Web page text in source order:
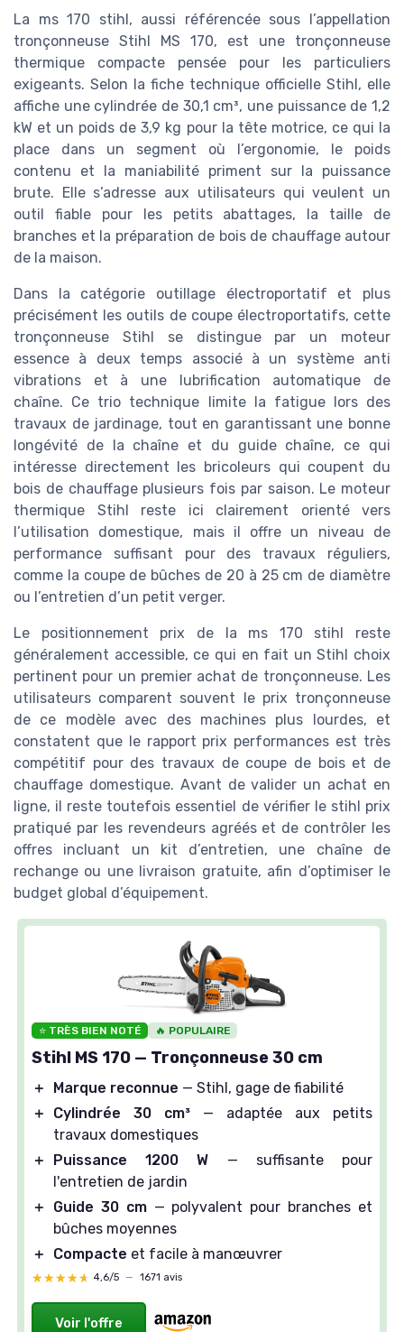
La ms 170 stihl, aussi référencée sous l’appellation
tronçonneuse Stihl MS 170, est une tronçonneuse
thermique compacte pensée pour les particuliers
exigeants. Selon la fiche technique officielle Stihl, elle
affiche une cylindrée de 30,1 cm³, une puissance de 1,2
kW et un poids de 3,9 kg pour la tête motrice, ce qui la
place dans un segment où l’ergonomie, le poids
contenu et la maniabilité priment sur la puissance
brute. Elle s’adresse aux utilisateurs qui veulent un
outil fiable pour les petits abattages, la taille de
branches et la préparation de bois de chauffage autour
de la maison.
Dans la catégorie outillage électroportatif et plus
précisément les outils de coupe électroportatifs, cette
tronçonneuse Stihl se distingue par un moteur
essence à deux temps associé à un système anti
vibrations et à une lubrification automatique de
chaîne. Ce trio technique limite la fatigue lors des
travaux de jardinage, tout en garantissant une bonne
longévité de la chaîne et du guide chaîne, ce qui
intéresse directement les bricoleurs qui coupent du
bois de chauffage plusieurs fois par saison. Le moteur
thermique Stihl reste ici clairement orienté vers
l’utilisation domestique, mais il offre un niveau de
performance suffisant pour des travaux réguliers,
comme la coupe de bûches de 20 à 25 cm de diamètre
ou l’entretien d’un petit verger.
Le positionnement prix de la ms 170 stihl reste
généralement accessible, ce qui en fait un Stihl choix
pertinent pour un premier achat de tronçonneuse. Les
utilisateurs comparent souvent le prix tronçonneuse
de ce modèle avec des machines plus lourdes, et
constatent que le rapport prix performances est très
compétitif pour des travaux de coupe de bois et de
chauffage domestique. Avant de valider un achat en
ligne, il reste toutefois essentiel de vérifier le stihl prix
pratiqué par les revendeurs agréés et de contrôler les
offres incluant un kit d’entretien, une chaîne de
rechange ou une livraison gratuite, afin d’optimiser le
budget global d’équipement.
⭐ TRÈS BIEN NOTÉ 🔥 POPULAIRE
Stihl MS 170 — Tronçonneuse 30 cm
＋ Marque reconnue — Stihl, gage de fiabilité
＋
Cylindrée 30 cm³ — adaptée aux petits
travaux domestiques
＋
Puissance 1200 W — suffisante pour
l'entretien de jardin
＋
Guide 30 cm— polyvalent pour branches et
bûches moyennes
＋
Compacte et facile à manœuvrer
★★★★★
★★★★★ 4,6/5 — 1671 avis
Voir l'offre